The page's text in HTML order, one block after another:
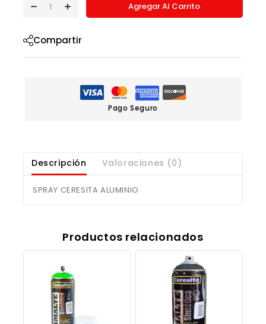
Agregar Al Carrito
Compartir
Pago Seguro
Descripción Valoraciones (0)
SPRAY CERESITA ALUMINIO
Productos relacionados